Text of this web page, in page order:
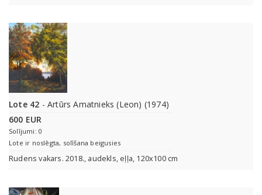
Lote 42 - Artūrs Amatnieks (Leon) (1974)
600 EUR
Solījumi: 0
Lote ir noslēgta, solīšana beigusies
Rudens vakars. 2018., audekls, eļļa, 120x100 cm